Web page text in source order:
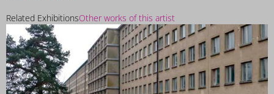
Related ExhibitionsOther works of this artist